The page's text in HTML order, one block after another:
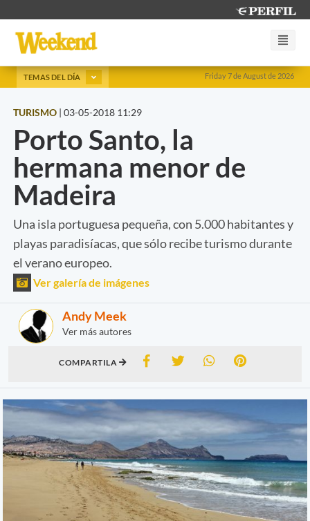
Friday 7 de August de 2026
TEMAS DEL DÍA
TURISMO | 03-05-2018 11:29
Porto Santo, la
hermana menor de
Madeira
Una isla portuguesa pequeña, con 5.000 habitantes y
playas paradisíacas, que sólo recibe turismo durante
el verano europeo.
Ver galería de imágenes
Andy Meek
Ver más autores
COMPARTILA